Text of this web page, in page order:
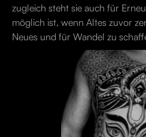
zugleich steht sie auch für
möglich ist, wenn Altes zuvor
Neues und für Wandel zu